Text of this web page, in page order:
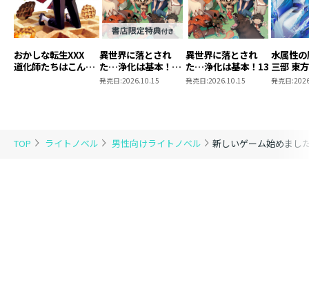
TOP ライトノベル 男性向けライトノベル 新しいゲーム始めまし
おかしな転生XXX
道化師たちはこんが
異世界に落とされ
た…浄化は基本！
13【ピッコマ限定
発売日:2026.10.15
異世界に落とされ
た…浄化は基本！13
発売日:2026.10.15
水属性
三部 東
発売日: